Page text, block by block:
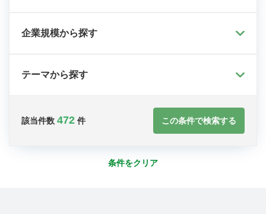
企業規模から探す
テーマから探す
該当件数 472 件 この条件で検索する
条件をクリア